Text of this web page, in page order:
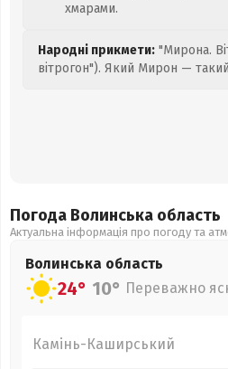
хмарами.
Народні прикмети: "Мирона.
вітрогон"). Який Мирон — такий
Погода Волинська область
Актуальна інформація про погоду та
Волинська область
24° 10° Переважно
Камінь-Каширський